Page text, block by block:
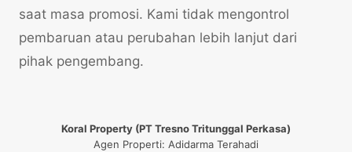
saat masa promosi. Kami tidak mengontrol
pembaruan atau perubahan lebih lanjut dari
pihak pengembang.
Koral Property (PT Tresno Tritunggal Perkasa)
Agen Properti: Adidarma Terahadi